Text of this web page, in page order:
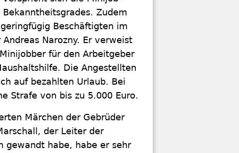
Zudem
Beschäftigten im
Narozny. Er verweist
für den Arbeitgeber
Die Angestellten
auf bezahlten Urlaub. Bei
Strafe von bis zu 5.000 Euro.
Märchen der Gebrüder
der Leiter der
gewandt habe, habe er sehr